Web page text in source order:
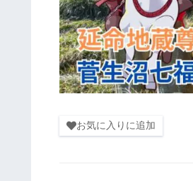
お気に入りに追加